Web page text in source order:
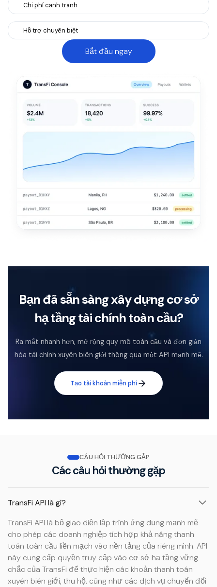
Chi phí cạnh tranh
Hỗ trợ chuyên biệt
Bắt đầu ngay
Bạn đã sẵn sàng xây dựng cơ sở
hạ tầng tài chính toàn cầu?
Ra mắt nhanh hơn, mở rộng quy mô toàn cầu và đơn giản
hóa tài chính xuyên biên giới thông qua một API mạnh mẽ.
Tạo tài khoản miễn phí
CÂU HỎI THƯỜNG GẶP
Các câu hỏi thường gặp
TransFi API là gì?
TransFi API là bộ giao diện lập trình ứng dụng mạnh mẽ
cho phép các doanh nghiệp tích hợp khả năng thanh
toán toàn cầu liền mạch vào nền tảng của riêng mình. API
này cung cấp quyền truy cập vào cơ sở hạ tầng vững
chắc của TransFi để thực hiện các khoản thanh toán
xuyên biên giới, thu hộ, cũng như các dịch vụ chuyển đổi